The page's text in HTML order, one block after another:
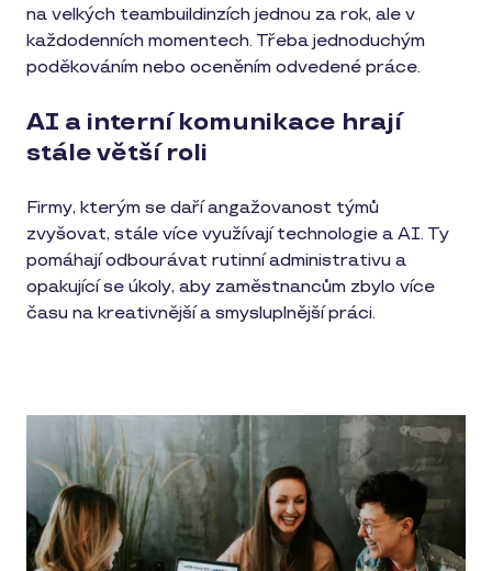
na velkých teambuildinzích jednou za rok, ale v
každodenních momentech. Třeba jednoduchým
poděkováním nebo oceněním odvedené práce.
AI a interní komunikace hrají
stále větší roli
Firmy, kterým se daří angažovanost týmů
zvyšovat, stále více využívají technologie a AI. Ty
pomáhají odbourávat rutinní administrativu a
opakující se úkoly, aby zaměstnancům zbylo více
času na kreativnější a smysluplnější práci.